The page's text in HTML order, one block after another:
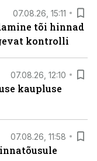
07.08.26, 15:11
tõi hinnad
kontrolli
07.08.26, 12:10
kaupluse
07.08.26, 11:58